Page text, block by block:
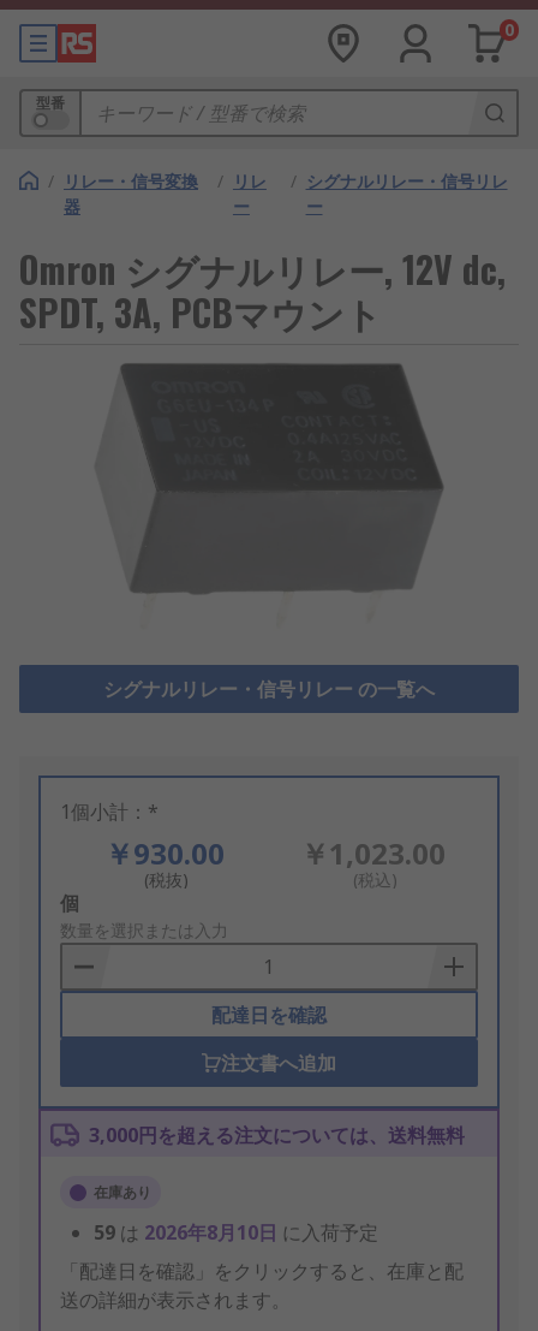
0
型番
/ リレー・信号変換
器
/ リレ
ー
/ シグナルリレー・信号リレ
ー
Omron シグナルリレー, 12V dc,
SPDT, 3A, PCBマウント
シグナルリレー・信号リレー の一覧へ
1個小計：*
￥930.00
(税抜)
￥1,023.00
(税込)
Add
to
Basket
個
数量を選択または入力
配達日を確認
注文書へ追加
3,000円を超える注文については、送料無料
在庫あり
59 は 2026年8月10日 に入荷予定
「配達日を確認」をクリックすると、在庫と配
送の詳細が表示されます。